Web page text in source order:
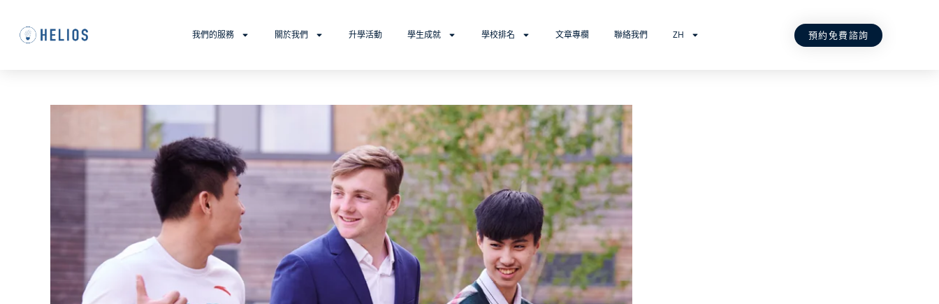
我們的服務 關於我們 升學活動 學生成就 學校排名 文章專欄 聯絡我們 ZH 預約免費諮詢